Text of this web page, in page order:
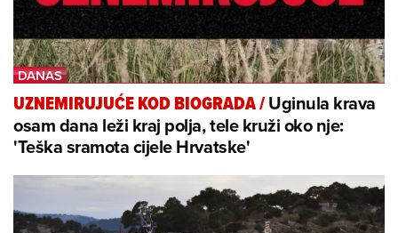
UZNEMIRUJUĆE KOD BIOGRADA/Uginula krava
osam dana leži kraj polja, tele kruži oko nje:
'Teška sramota cijele Hrvatske'